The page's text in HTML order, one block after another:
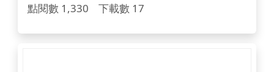
點閱數 1,330 下載數 17